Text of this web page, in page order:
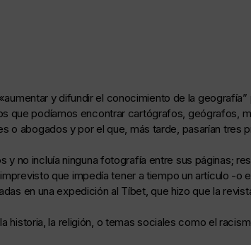
y difundir el conocimiento de la geografía”
que podíamos encontrar cartógrafos, geógrafos,
o abogados y por el que, más tarde, pasarían tres
no incluía ninguna fotografía entre sus páginas;
que impedía tener a tiempo un artículo -o
en una expedición al Tíbet, que hizo que la
historia, la religión, o temas sociales como el